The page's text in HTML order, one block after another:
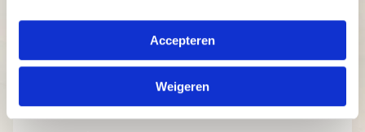
Accepteren
Weigeren